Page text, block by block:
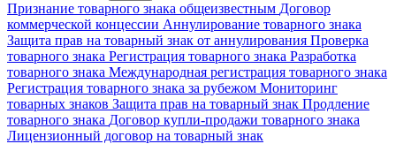
Признание товарного знака общеизвестным Договор
коммерческой концессии Аннулирование товарного знака
Защита прав на товарный знак от аннулирования Проверка
товарного знака Регистрация товарного знака Разработка
товарного знака Международная регистрация товарного знака
Регистрация товарного знака за рубежом Мониторинг
товарных знаков Защита прав на товарный знак Продление
товарного знака Договор купли-продажи товарного знака
Лицензионный договор на товарный знак